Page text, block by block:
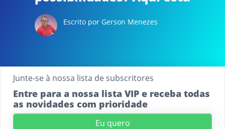
Escrito por Gerson Menezes
Junte-se à nossa lista de subscritores
Entre para a nossa lista VIP e receba todas
as novidades com prioridade
Eu quero